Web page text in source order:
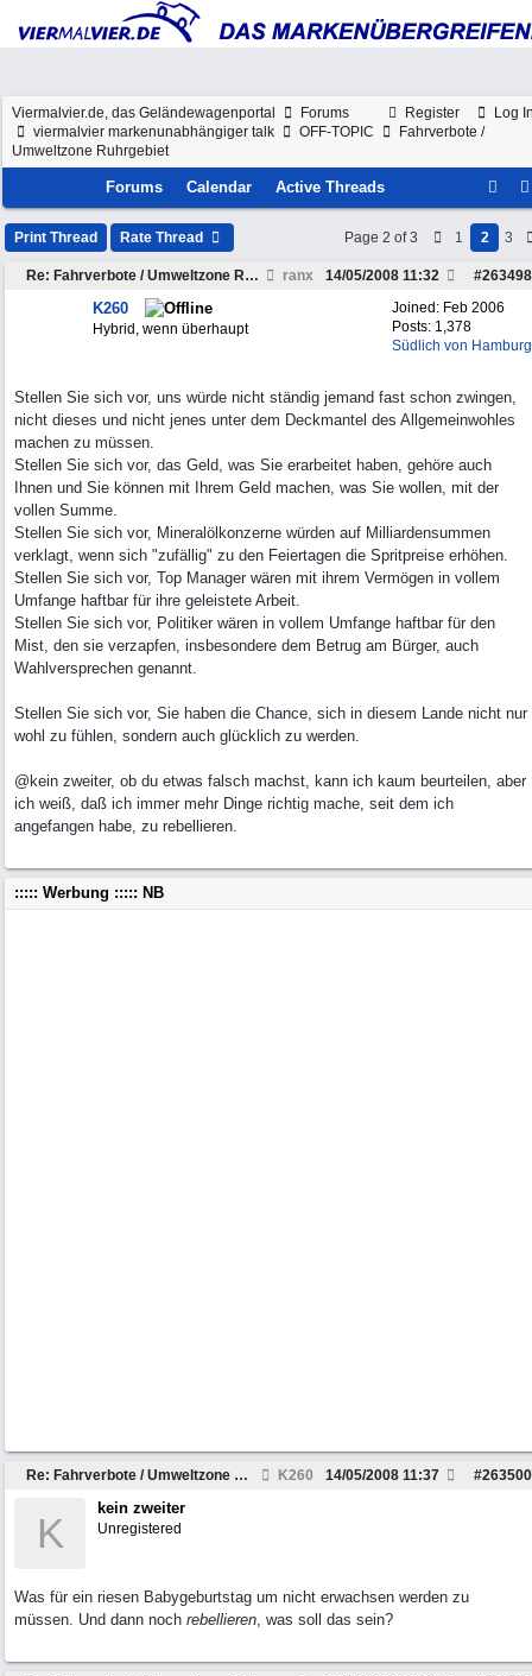
Register Log
Viermalvier.de, das Geländewagenportal
Forums
viermalvier markenunabhängiger talk
OFF-TOPIC
Fahrverbote /
Umweltzone Ruhrgebiet
Forums Calendar Active Threads
Print Thread Rate Thread Page 2 of 3 1 2 3
Re: Fahrverbote / Umweltzone Ruhrgebiet ranx #263498
14/05/2008 11:32
Joined: Feb 2006
Posts: 1,378
Südlich von Hamburg
K260
Hybrid, wenn überhaupt
Stellen Sie sich vor, uns würde nicht ständig jemand fast schon zwingen,
nicht dieses und nicht jenes unter dem Deckmantel des Allgemeinwohles
machen zu müssen.
Stellen Sie sich vor, das Geld, was Sie erarbeitet haben, gehöre auch
Ihnen und Sie können mit Ihrem Geld machen, was Sie wollen, mit der
vollen Summe.
Stellen Sie sich vor, Mineralölkonzerne würden auf Milliardensummen
verklagt, wenn sich "zufällig" zu den Feiertagen die Spritpreise erhöhen.
Stellen Sie sich vor, Top Manager wären mit ihrem Vermögen in vollem
Umfange haftbar für ihre geleistete Arbeit.
Stellen Sie sich vor, Politiker wären in vollem Umfange haftbar für den
Mist, den sie verzapfen, insbesondere dem Betrug am Bürger, auch
Wahlversprechen genannt.
Stellen Sie sich vor, Sie haben die Chance, sich in diesem Lande nicht nur
wohl zu fühlen, sondern auch glücklich zu werden.
@kein zweiter, ob du etwas falsch machst, kann ich kaum beurteilen, aber
ich weiß, daß ich immer mehr Dinge richtig mache, seit dem ich
angefangen habe, zu rebellieren.
::::: Werbung ::::: NB
Re: Fahrverbote / Umweltzone Ruhrgebiet K260 #263500
14/05/2008 11:37
K
kein zweiter
Unregistered
Was für ein riesen Babygeburtstag um nicht erwachsen werden zu
müssen. Und dann noch rebellieren, was soll das sein?